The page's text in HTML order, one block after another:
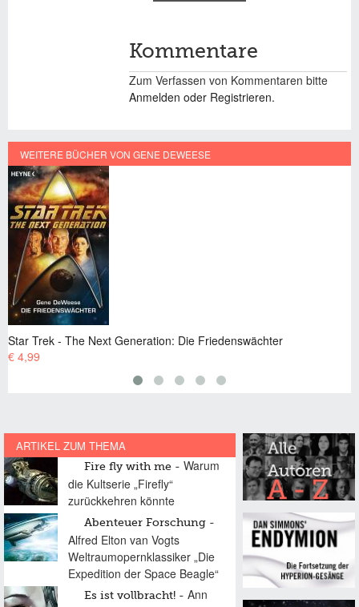
Kommentare
Zum Verfassen von Kommentaren bitte
Anmelden oder Registrieren.
WEITERE BÜCHER VON GENE DEWEESE
- The Next Generation: Die Friedenswächter
ARTIKEL ZUM THEMA
Fire fly with me
Warum
die Kultserie „Firefly“
zurückkehren könnte
Abenteuer Forschung
Alfred Elton van Vogts
Weltraumopernklassiker „Die
Expedition der Space Beagle“
Es ist vollbracht!
Ann